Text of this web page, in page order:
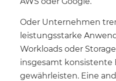
Oder Unternehmen
leistungsstarke
Workloads oder
insgesamt konsistente
gewährleisten. Eine